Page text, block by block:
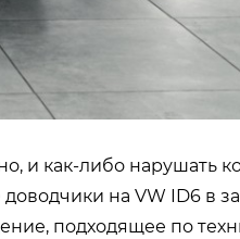
и как-либо нарушать
на VW ID6 в
подходящее по